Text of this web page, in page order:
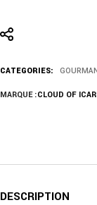
CATEGORIES:
MARQUE :CLOUD OF
DESCRIPTION